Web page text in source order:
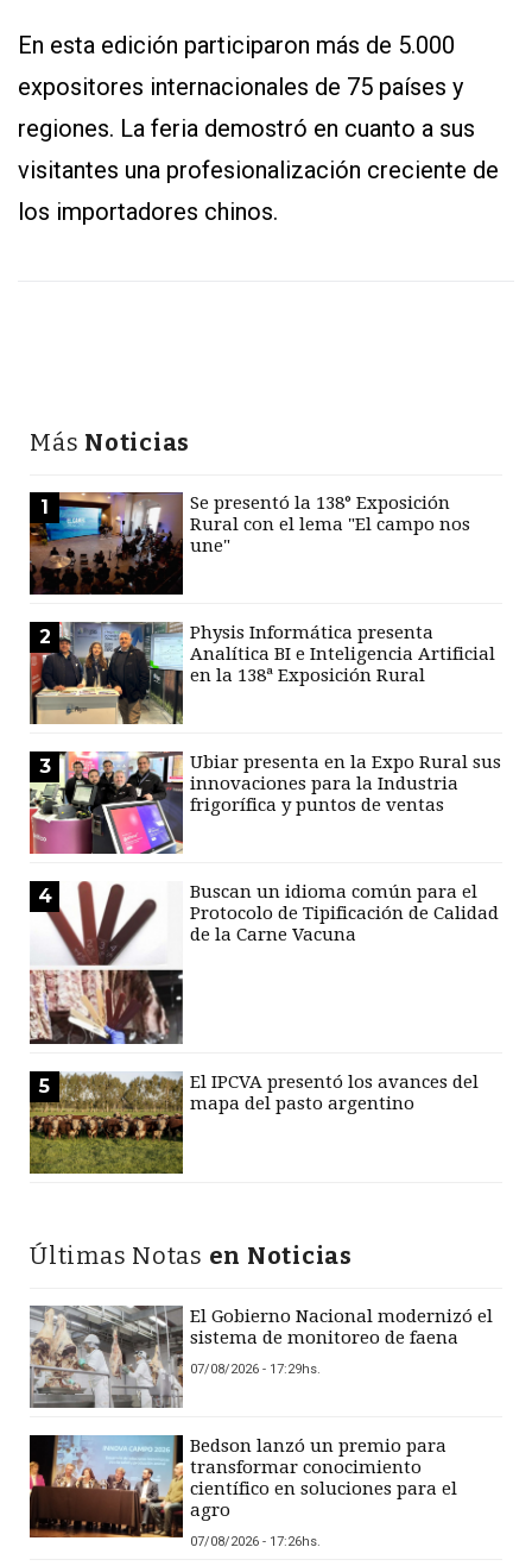
En esta edición participaron más de 5.000
expositores internacionales de 75 países y
regiones. La feria demostró en cuanto a sus
visitantes una profesionalización creciente de
los importadores chinos.
Más Noticias
1
Se presentó la 138° Exposición
Rural con el lema "El campo nos
une"
2
Physis Informática presenta
Analítica BI e Inteligencia Artificial
en la 138ª Exposición Rural
3
Ubiar presenta en la Expo Rural sus
innovaciones para la Industria
frigorífica y puntos de ventas
4
Buscan un idioma común para el
Protocolo de Tipificación de Calidad
de la Carne Vacuna
5
El IPCVA presentó los avances del
mapa del pasto argentino
Últimas Notas en Noticias
El Gobierno Nacional modernizó el
sistema de monitoreo de faena
07/08/2026 - 17:29hs.
Bedson lanzó un premio para
transformar conocimiento
científico en soluciones para el
agro
07/08/2026 - 17:26hs.